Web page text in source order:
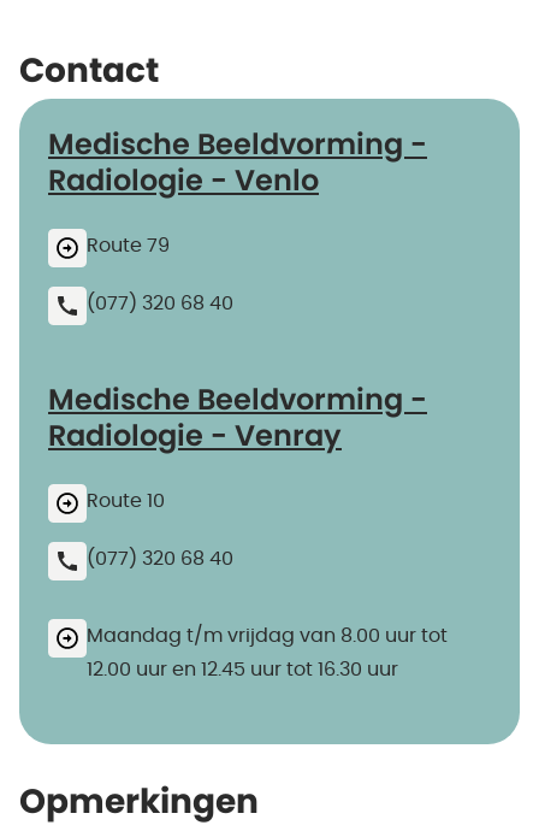
Contact
Medische Beeldvorming -
Radiologie - Venlo
Route 79
(077) 320 68 40
Medische Beeldvorming -
Radiologie - Venray
Route 10
(077) 320 68 40
Maandag t/m vrijdag van 8.00 uur tot
12.00 uur en 12.45 uur tot 16.30 uur
Opmerkingen